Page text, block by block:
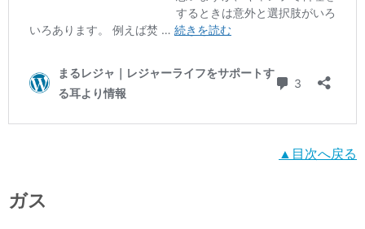
▲目次へ戻る
ガス